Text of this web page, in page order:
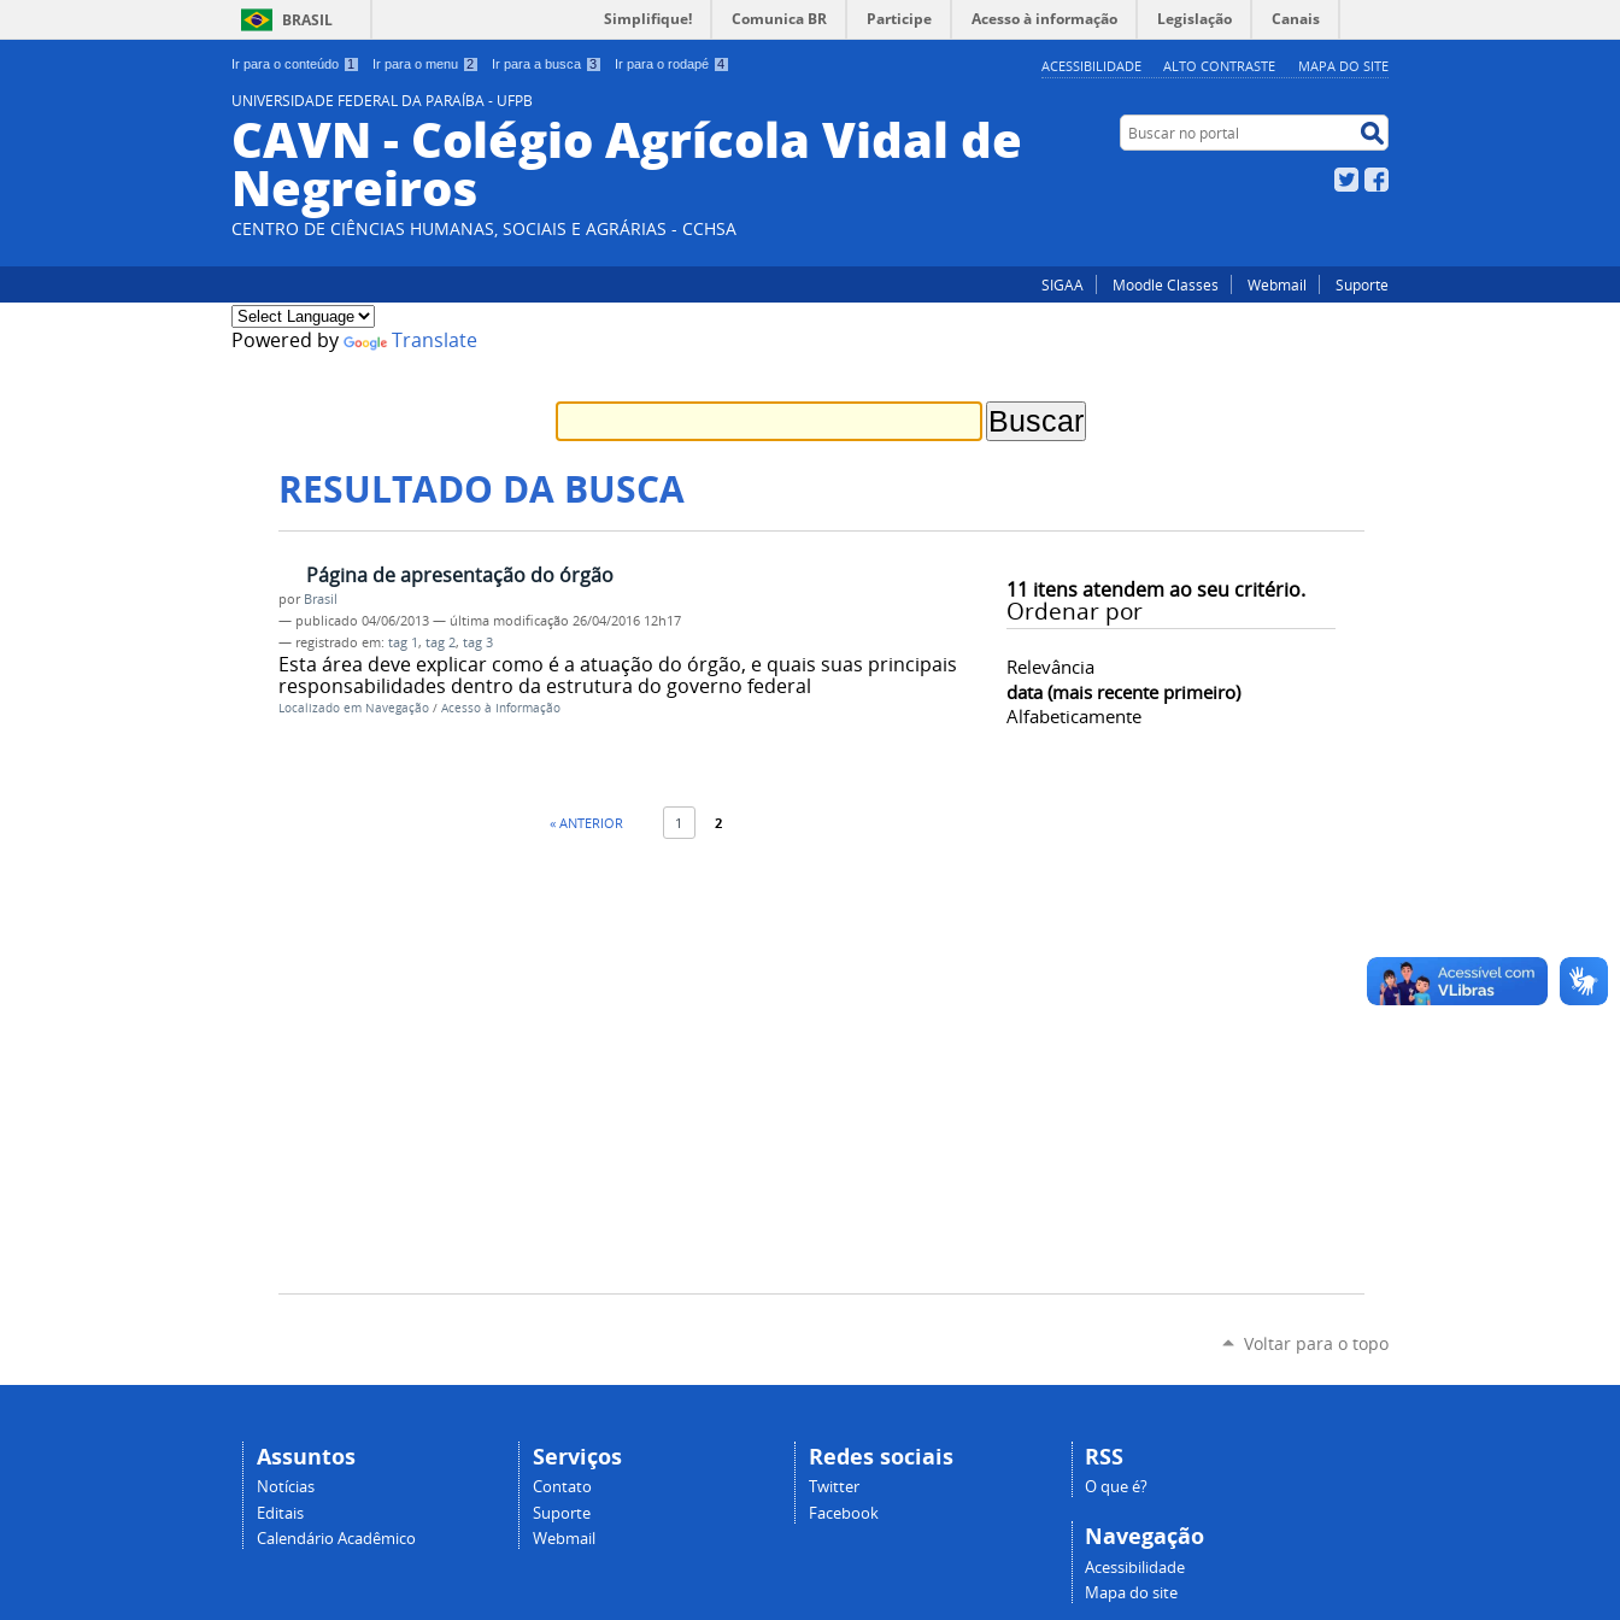
Ir para o conteúdo 1 Ir para o menu 2 Ir para a busca 3 Ir para o rodapé 4 ACESSIBILIDADE ALTO CONTRASTE MAPA DO SITE
BRASIL Simplifique! Comunica BR Participe Acesso à informação Legislação Canais
UNIVERSIDADE FEDERAL DA PARAÍBA - UFPB
CAVN - Colégio Agrícola Vidal de
Negreiros
CENTRO DE CIÊNCIAS HUMANAS, SOCIAIS E AGRÁRIAS - CCHSA
Buscar no portal
Twitter
SIGAA Moodle Classes Webmail Suporte
Powered by Translate
RESULTADO DA BUSCA
11 itens atendem ao seu critério.
Ordenar por
Relevância
data (mais recente primeiro)
Alfabeticamente
Página de apresentação do órgão
por Brasil
— publicado 04/06/2013 — última modificação 26/04/2016 12h17
— registrado em: tag 1, tag 2, tag 3
Esta área deve explicar como é a atuação do órgão, e quais suas principais
responsabilidades dentro da estrutura do governo federal
Localizado em Navegação / Acesso à Informação
« ANTERIOR 1 2
Voltar para o topo
Assuntos
Notícias
Editais
Calendário Acadêmico
Serviços
Contato
Suporte
Webmail
Redes sociais
Twitter
Facebook
RSS
O que é?
Navegação
Acessibilidade
Mapa do site